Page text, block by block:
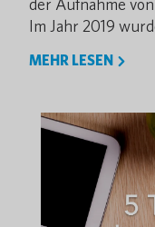
der Aufnahme
Im Jahr 2019
MEHR LESEN